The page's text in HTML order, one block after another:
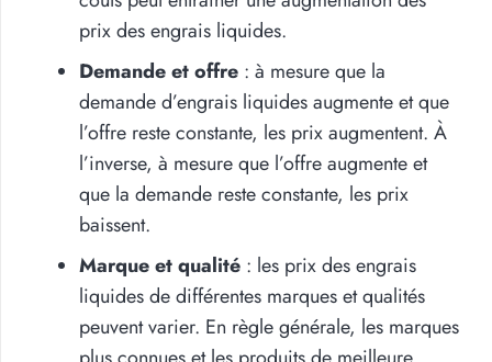
prix des engrais liquides.
Demande et offre : à mesure que la
demande d’engrais liquides augmente et que
l’offre reste constante, les prix augmentent. À
l’inverse, à mesure que l’offre augmente et
que la demande reste constante, les prix
baissent.
Marque et qualité : les prix des engrais
liquides de différentes marques et qualités
peuvent varier. En règle générale, les marques